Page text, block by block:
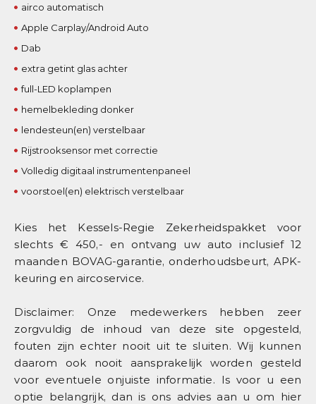
airco automatisch
Apple Carplay/Android Auto
Dab
extra getint glas achter
full-LED koplampen
hemelbekleding donker
lendesteun(en) verstelbaar
Rijstrooksensor met correctie
Volledig digitaal instrumentenpaneel
voorstoel(en) elektrisch verstelbaar
Kies het Kessels-Regie Zekerheidspakket voor
slechts € 450,- en ontvang uw auto inclusief 12
maanden BOVAG-garantie, onderhoudsbeurt, APK-
keuring en aircoservice.
Disclaimer: Onze medewerkers hebben zeer
zorgvuldig de inhoud van deze site opgesteld,
fouten zijn echter nooit uit te sluiten. Wij kunnen
daarom ook nooit aansprakelijk worden gesteld
voor eventuele onjuiste informatie. Is voor u een
optie belangrijk, dan is ons advies aan u om hier